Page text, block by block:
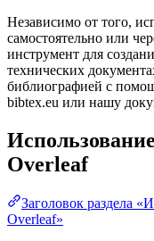
Независимо от того,
самостоятельно или
инструмент для
технических
библиографией с
bibtex.eu или нашу
Overleaf
Заголовок раздела
Overleaf»